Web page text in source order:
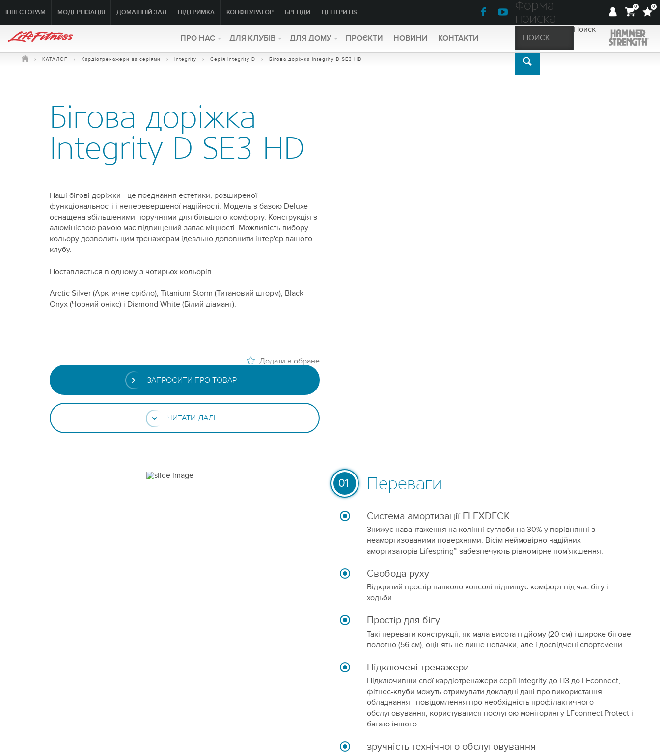
ІНВЕСТОРАМ МОДЕРНІЗАЦІЯ ДОМАШНІЙ ЗАЛ ПІДТРИМКА КОНФІГУРАТОР БРЕНДИ ЦЕНТРИ HS
0 0
Форма
поиска
Поиск
ПРО HAC
ДЛЯ КЛУБІВ ДЛЯ ДОМУ ПРОЄКТИ НОВИНИ КОНТАКТИ
› КАТАЛОГ › Кардіотренажери за серіями › Integrity › Серія Integrity D › Бігова доріжка Integrity D SE3 HD
Бігова доріжка
Integrity D SE3 HD
Наші бігові доріжки - це поєднання естетики, розширеної
функціональності і неперевершеної надійності. Модель з базою Deluxe
оснащена збільшеними поручнями для більшого комфорту. Конструкція з
алюмінієвою рамою має підвищений запас міцності. Можливість вибору
кольору дозволить цим тренажерам ідеально доповнити інтер'єр вашого
клубу.
Поставляється в одному з чотирьох кольорів:
Arctic Silver (Арктичне срібло), Titanium Storm (Титановий шторм), Black
Onyx (Чорний онікс) і Diamond White (Білий діамант).
Додати в обране
ЗАПРОСИТИ ПРО ТОВАР
ЧИТАТИ ДАЛІ
01 Переваги
Система амортизації FLEXDECK
Знижує навантаження на колінні суглоби на 30% у порівнянні з
неамортизованими поверхнями. Вісім неймовірно надійних
амортизаторів Lifespring™ забезпечують рівномірне пом'якшення.
Свобода руху
Відкритий простір навколо консолі підвищує комфорт під час бігу і
ходьби.
Простір для бігу
Такі переваги конструкції, як мала висота підйому (20 см) і широке бігове
полотно (56 см), оцінять не лише новачки, але і досвідчені спортсмени.
Підключені тренажери
Підключивши свої кардіотренажери серії Integrity до ПЗ до LFconnect,
фітнес-клуби можуть отримувати докладні дані про використання
обладнання і повідомлення про необхідність профілактичного
обслуговування, користуватися послугою моніторингу LFconnect Protect і
багато іншого.
зручність технічного обслуговування